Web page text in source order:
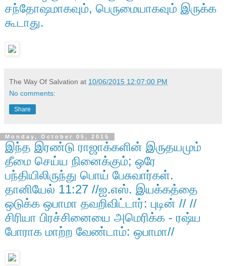
சந்தோஷமாகவும், பெருமையாகவும் இருக்க
கூடாது.
The Way Of Salvation at 10/06/2015 12:07:00 PM
No comments:
Share
Monday, October 05, 2015
இந்த இரண்டு ராஜாக்களின் இருதயமும்
தீமை செய்ய நினைக்கும்; ஒரே
பந்தியிலிருந்து பொய் பேசுவார்கள்.
தானியேல் 11:27 //ஐ.எஸ். இயக்கத்தை
ஒடுக்க ஒபாமா தவறிவிட்டார்: புடின் // //
சிரியா பிரச்சினையை அமெரிக்க - ரஷ்ய
போராக மாற்ற வேண்டாம்: ஒபாமா//